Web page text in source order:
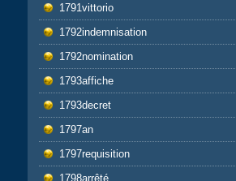
1791vittorio
1792indemnisation
1792nomination
1793affiche
1793decret
1797an
1797requisition
1798arrêté